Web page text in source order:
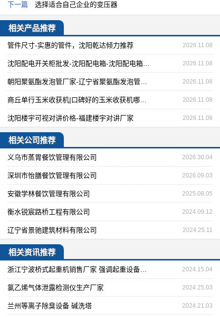
下一篇 选择适合自己企业的变压器
相关产品推荐
管件尺寸-实惠的管件，沈阳乾达倾力推荐 2026.11.08
2026.11.08
2026.11.08
2026.11.08
沈阳楼宇可视对讲价格-福建楼宇对讲厂家 2026.11.08
相关公司推荐
义乌市蒸胃餐饮管理有限公司 2026.30.04
深圳市怡膳餐饮管理有限公司 2026.09.03
安徽学林餐饮管理有限公司 2025.08.05
衡水锐宸路桥工程有限公司 2024.09.12
辽宁省景驰建筑材料有限公司 2024.25.11
相关资讯推荐
2024.15.04
氯乙烯气体泄露检测仪生产厂家 2024.25.03
兰州等离子除臭设备 碱洗塔 2024.21.03